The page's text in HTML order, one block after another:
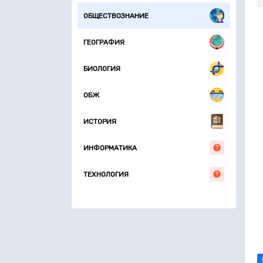
ОБЩЕСТВОЗНАНИЕ
ГЕОГРАФИЯ
БИОЛОГИЯ
ОБЖ
ИСТОРИЯ
ИНФОРМАТИКА
ТЕХНОЛОГИЯ